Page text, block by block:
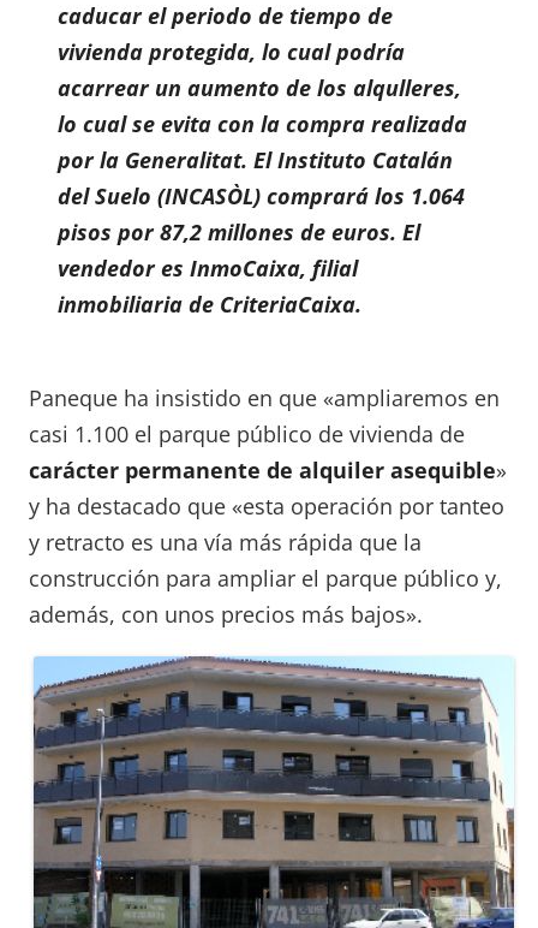
caducar el periodo de tiempo de
vivienda protegida, lo cual podría
acarrear un aumento de los alqulleres,
lo cual se evita con la compra realizada
por la Generalitat. El Instituto Catalán
del Suelo (INCASÒL) comprará los 1.064
pisos por 87,2 millones de euros. El
vendedor es InmoCaixa, filial
inmobiliaria de CriteriaCaixa.
Paneque ha insistido en que «ampliaremos en
casi 1.100 el parque público de vivienda de
carácter permanente de alquiler asequible»
y ha destacado que «esta operación por tanteo
y retracto es una vía más rápida que la
construcción para ampliar el parque público y,
además, con unos precios más bajos».